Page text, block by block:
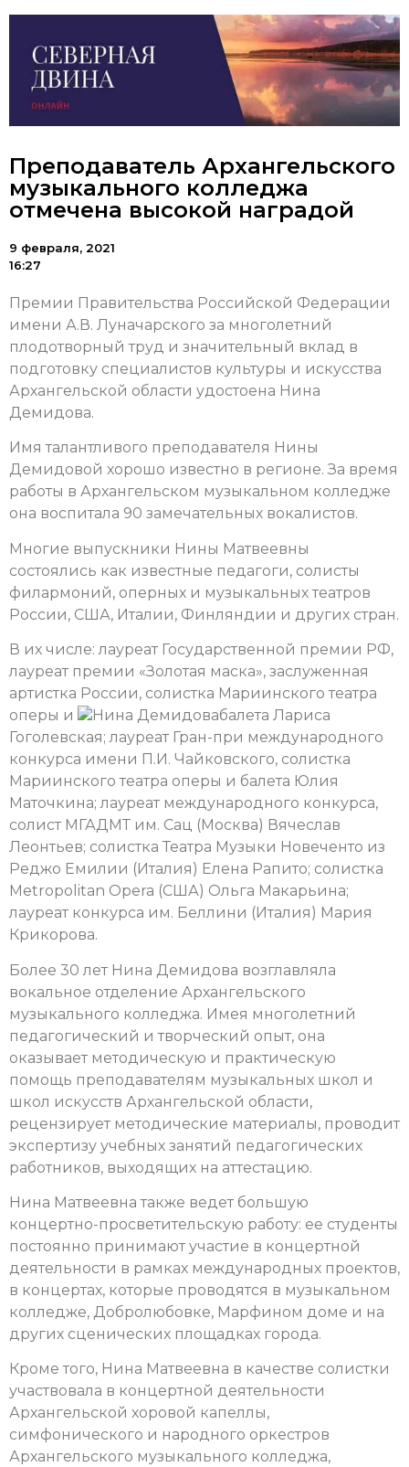
Преподаватель Архангельского
музыкального колледжа
отмечена высокой наградой
9 февраля, 2021
16:27
Премии Правительства Российской Федерации
имени А.В. Луначарского за многолетний
плодотворный труд и значительный вклад в
подготовку специалистов культуры и искусства
Архангельской области удостоена Нина
Демидова.
Имя талантливого преподавателя Нины
Демидовой хорошо известно в регионе. За время
работы в Архангельском музыкальном колледже
она воспитала 90 замечательных вокалистов.
Многие выпускники Нины Матвеевны
состоялись как известные педагоги, солисты
филармоний, оперных и музыкальных театров
России, США, Италии, Финляндии и других стран.
В их числе: лауреат Государственной премии РФ,
лауреат премии «Золотая маска», заслуженная
артистка России, солистка Мариинского театра
оперы и
Нина Демидовабалета Лариса
Гоголевская; лауреат Гран-при международного
конкурса имени П.И. Чайковского, солистка
Мариинского театра оперы и балета Юлия
Маточкина; лауреат международного конкурса,
солист МГАДМТ им. Сац (Москва) Вячеслав
Леонтьев; солистка Театра Музыки Новеченто из
Реджо Емилии (Италия) Елена Рапито; солистка
Metropolitan Opera (США) Ольга Макарьина;
лауреат конкурса им. Беллини (Италия) Мария
Крикорова.
Более 30 лет Нина Демидова возглавляла
вокальное отделение Архангельского
музыкального колледжа. Имея многолетний
педагогический и творческий опыт, она
оказывает методическую и практическую
помощь преподавателям музыкальных школ и
школ искусств Архангельской области,
рецензирует методические материалы, проводит
экспертизу учебных занятий педагогических
работников, выходящих на аттестацию.
Нина Матвеевна также ведет большую
концертно-просветительскую работу: ее студенты
постоянно принимают участие в концертной
деятельности в рамках международных проектов,
в концертах, которые проводятся в музыкальном
колледже, Добролюбовке, Марфином доме и на
других сценических площадках города.
Кроме того, Нина Матвеевна в качестве солистки
участвовала в концертной деятельности
Архангельской хоровой капеллы,
симфонического и народного оркестров
Архангельского музыкального колледжа,